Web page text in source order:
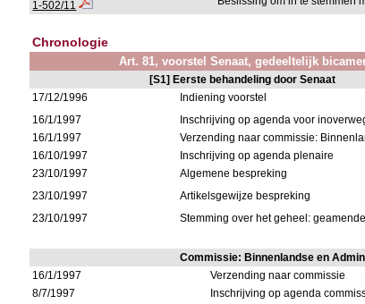
1-502/11
Chronologie
Art. 81, voorstel Senaat, gedeeltelijk
[S1] Eerste behandeling door Senaat
17/12/1996
Indiening voorstel
16/1/1997
Inschrijving op agenda voor
16/1/1997
Verzending naar commissie:
16/10/1997
Inschrijving op agenda plenaire
23/10/1997
Algemene bespreking
23/10/1997
Artikelsgewijze bespreking
23/10/1997
Stemming over het geheel:
Commissie: Binnenlandse en
16/1/1997
Verzending naar commissie
8/7/1997
Inschrijving op agenda